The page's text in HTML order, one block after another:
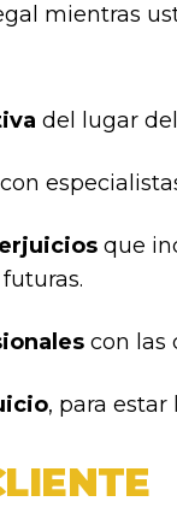
mientras
del lugar
con
que
con las
, para estar